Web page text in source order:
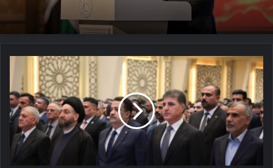
نێچیرڤان
بارزانی:
دڤێ
ب
زووترین
ده‌م
پرسا
بوودجه‌